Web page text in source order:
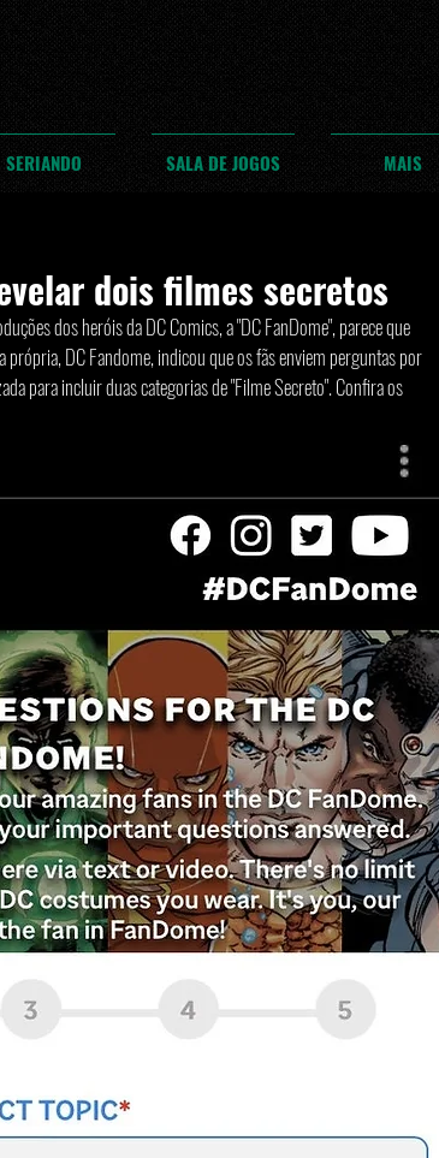
SERIANDO SALA DE JOGOS MAIS
dois filmes secretos
dos heróis da DC Comics, a "DC FanDome", parece que
própria, DC Fandome, indicou que os fãs enviem perguntas por
para incluir duas categorias de "Filme Secreto". Confira os